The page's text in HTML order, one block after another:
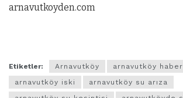
arnavutkoyden.com
Etiketler: Arnavutköy
arnavutköy haber
arnavutköy iski
arnavutköy su arıza